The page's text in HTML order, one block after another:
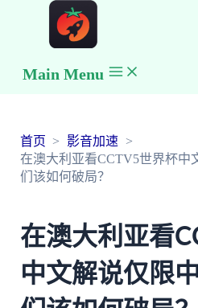
Main Menu
首页
影音加速
在澳大利亚看CCTV5世界杯中
们该如何破局？
在澳大利亚看
中文解说仅限